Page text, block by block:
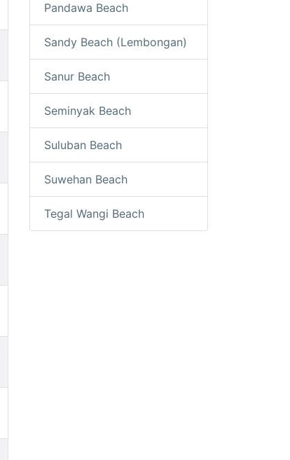
Pandawa Beach
Sandy Beach (Lembongan)
Sanur Beach
Seminyak Beach
Suluban Beach
Suwehan Beach
Tegal Wangi Beach